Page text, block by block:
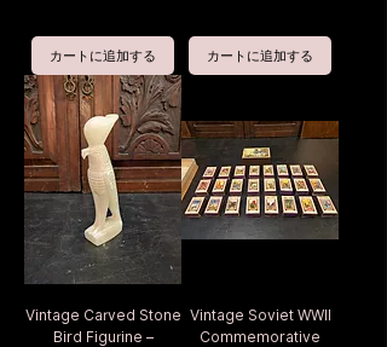
カートに追加する カートに追加する
Vintage Carved Stone
Bird Figurine –
Vintage Soviet WWII
Commemorative